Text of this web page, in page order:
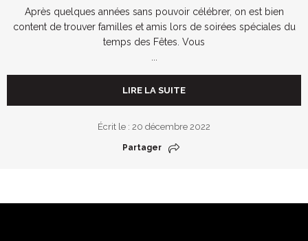
Après quelques années sans pouvoir célébrer, on est bien
content de trouver familles et amis lors de soirées spéciales du
temps des Fêtes. Vous
LIRE LA SUITE
Écrit le : 20 décembre 2022
Partager